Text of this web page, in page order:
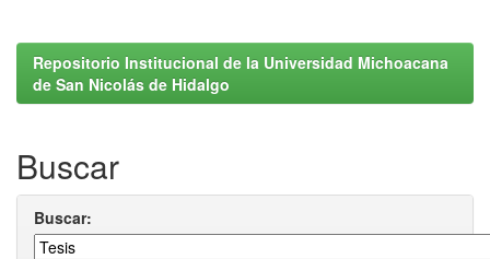
Repositorio Institucional de la Universidad Michoacana
de San Nicolás de Hidalgo
Buscar
Buscar: